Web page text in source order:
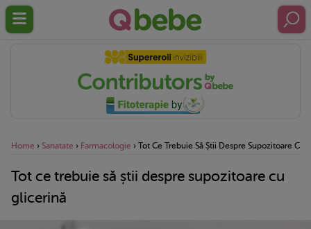
Home › Sanatate › Farmacologie › Tot Ce Trebuie Să Știi Despre Supozitoare Cu
Tot ce trebuie să știi despre supozitoare cu
glicerină